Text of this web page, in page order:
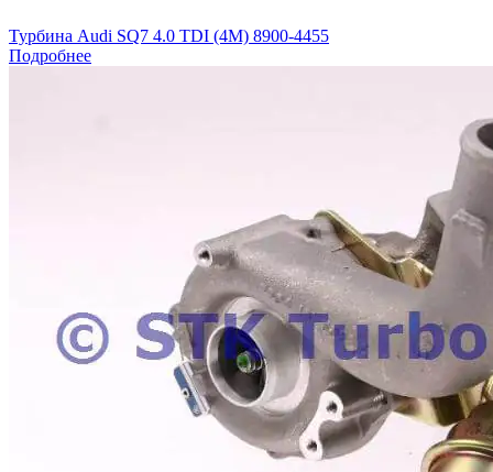
Турбина Audi SQ7 4.0 TDI (4M) 8900-4455
Подробнее